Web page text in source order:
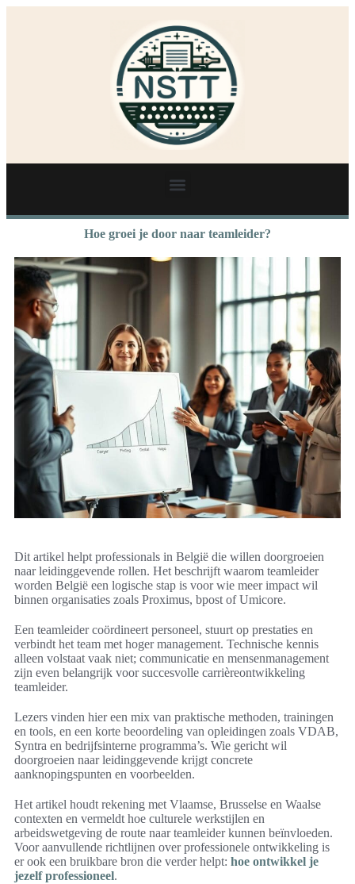
Hoe groei je door naar teamleider?
Dit artikel helpt professionals in België die willen doorgroeien
naar leidinggevende rollen. Het beschrijft waarom teamleider
worden België een logische stap is voor wie meer impact wil
binnen organisaties zoals Proximus, bpost of Umicore.
Een teamleider coördineert personeel, stuurt op prestaties en
verbindt het team met hoger management. Technische kennis
alleen volstaat vaak niet; communicatie en mensenmanagement
zijn even belangrijk voor succesvolle carrièreontwikkeling
teamleider.
Lezers vinden hier een mix van praktische methoden, trainingen
en tools, en een korte beoordeling van opleidingen zoals VDAB,
Syntra en bedrijfsinterne programma’s. Wie gericht wil
doorgroeien naar leidinggevende krijgt concrete
aanknopingspunten en voorbeelden.
Het artikel houdt rekening met Vlaamse, Brusselse en Waalse
contexten en vermeldt hoe culturele werkstijlen en
arbeidswetgeving de route naar teamleider kunnen beïnvloeden.
Voor aanvullende richtlijnen over professionele ontwikkeling is
er ook een bruikbare bron die verder helpt: hoe ontwikkel je
jezelf professioneel.